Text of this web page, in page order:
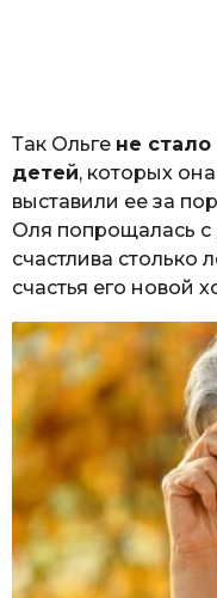
Так Ольге не
детей, которых
выставили ее за
Оля попрощалась
счастлива
счастья его новой